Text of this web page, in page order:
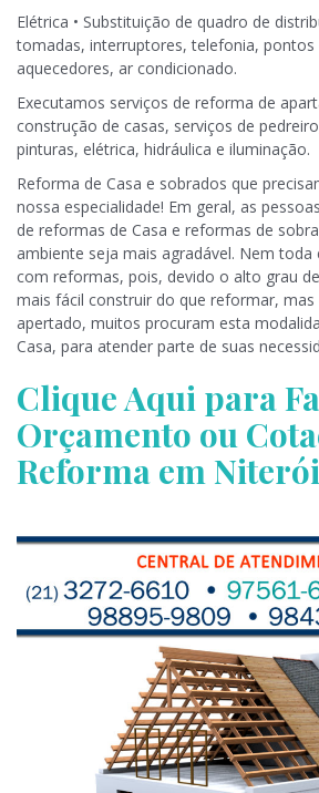
Elétrica • Substituição de quadro de
tomadas, interruptores, telefonia, pontos
aquecedores, ar condicionado.
Executamos serviços de reforma de
construção de casas, serviços de
pinturas, elétrica, hidráulica e iluminação.
Reforma de Casa e sobrados que
nossa especialidade! Em geral, as
de reformas de Casa e reformas de
ambiente seja mais agradável. Nem
com reformas, pois, devido o alto grau
mais fácil construir do que reformar,
apertado, muitos procuram esta
Casa, para atender parte de suas
Clique Aqui para
Orçamento ou
Reforma em Niterói